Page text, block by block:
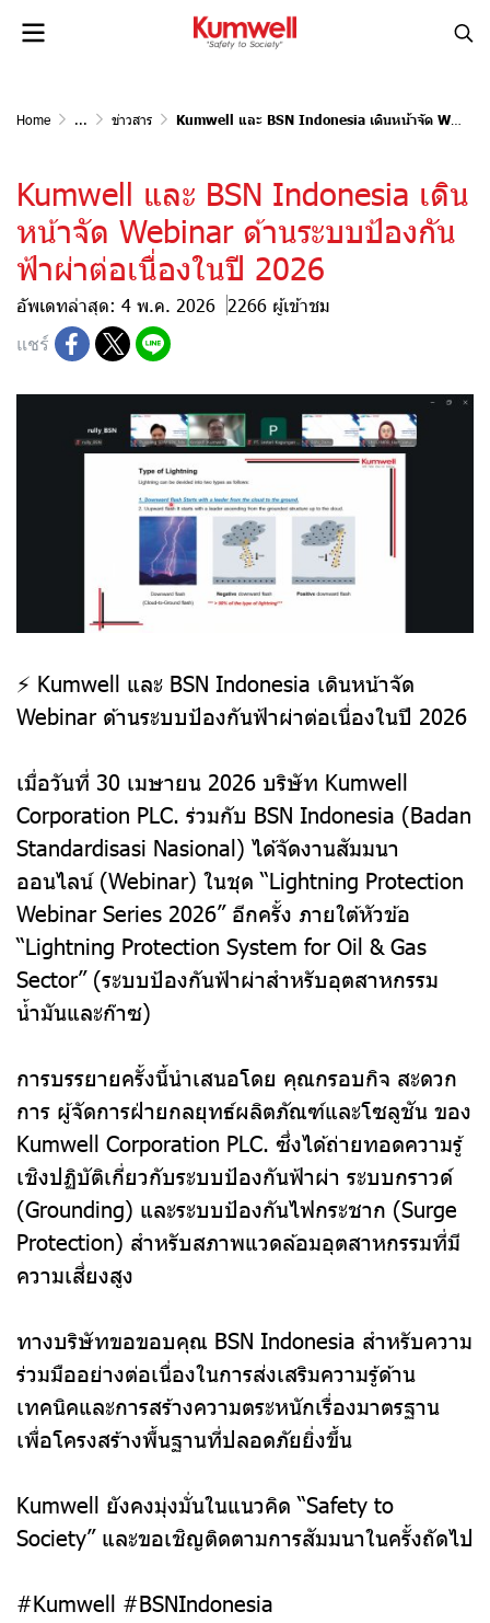
Home ... ข่าวสาร Kumwell และ BSN Indonesia เดินหน้าจัด Webinar ด้านระบบป้องกันฟ้าผ่าต่อเนื่องในปี 2026
Kumwell และ BSN Indonesia เดิน
หน้าจัด Webinar ด้านระบบป้องกัน
ฟ้าผ่าต่อเนื่องในปี 2026
อัพเดทล่าสุด: 4 พ.ค. 2026 2266 ผู้เข้าชม
แชร์
⚡ Kumwell และ BSN Indonesia เดินหน้าจัด
Webinar ด้านระบบป้องกันฟ้าผ่าต่อเนื่องในปี 2026
เมื่อวันที่ 30 เมษายน 2026 บริษัท Kumwell
Corporation PLC. ร่วมกับ BSN Indonesia (Badan
Standardisasi Nasional) ได้จัดงานสัมมนา
ออนไลน์ (Webinar) ในชุด “Lightning Protection
Webinar Series 2026” อีกครั้ง ภายใต้หัวข้อ
“Lightning Protection System for Oil & Gas
Sector” (ระบบป้องกันฟ้าผ่าสำหรับอุตสาหกรรม
น้ำมันและก๊าซ)
การบรรยายครั้งนี้นำเสนอโดย คุณกรอบกิจ สะดวก
การ ผู้จัดการฝ่ายกลยุทธ์ผลิตภัณฑ์และโซลูชัน ของ
Kumwell Corporation PLC. ซึ่งได้ถ่ายทอดความรู้
เชิงปฏิบัติเกี่ยวกับระบบป้องกันฟ้าผ่า ระบบกราวด์
(Grounding) และระบบป้องกันไฟกระชาก (Surge
Protection) สำหรับสภาพแวดล้อมอุตสาหกรรมที่มี
ความเสี่ยงสูง
ทางบริษัทขอขอบคุณ BSN Indonesia สำหรับความ
ร่วมมืออย่างต่อเนื่องในการส่งเสริมความรู้ด้าน
เทคนิคและการสร้างความตระหนักเรื่องมาตรฐาน
เพื่อโครงสร้างพื้นฐานที่ปลอดภัยยิ่งขึ้น
Kumwell ยังคงมุ่งมั่นในแนวคิด “Safety to
Society” และขอเชิญติดตามการสัมมนาในครั้งถัดไป
#Kumwell #BSNIndonesia